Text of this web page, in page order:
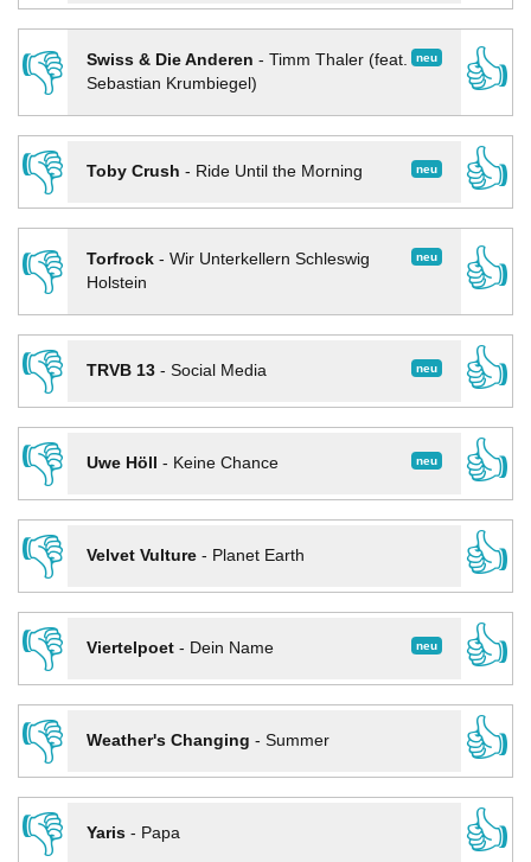
👎
neu
Swiss & Die Anderen - Timm Thaler (feat.
Sebastian Krumbiegel)
👍
👎
neu
Toby Crush - Ride Until the Morning
👍
👎
neu
Torfrock- Wir Unterkellern Schleswig
Holstein
👍
👎
neu
TRVB 13- Social Media
👍
👎
neu
Uwe Höll - Keine Chance
👍
👎
Velvet Vulture- Planet Earth
👍
👎
neu
Viertelpoet- Dein Name
👍
👎
Weather's Changing - Summer
👍
👎
Yaris- Papa 👍